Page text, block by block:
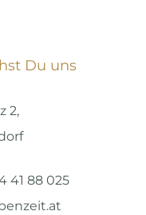
Du uns
2,
41 88 025